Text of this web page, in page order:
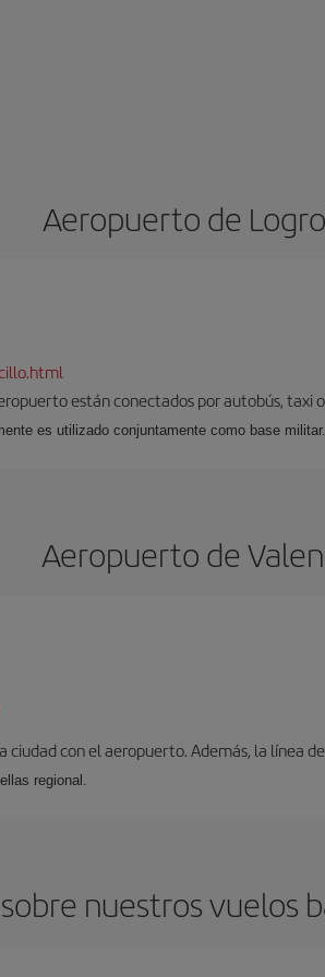
Aeropuerto de
están conectados por autobús, taxi
es utilizado conjuntamente como base militar.
Aeropuerto de
ciudad con el aeropuerto. Además, la línea
regional.
nuestros vuelos